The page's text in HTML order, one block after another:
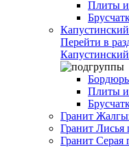
Плиты
Перейти в
Плиты
Гранит
Гранит Лисья
Гранит Серая